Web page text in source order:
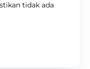
tidak ada